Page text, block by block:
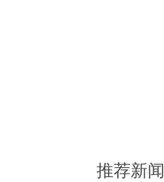
推荐新闻